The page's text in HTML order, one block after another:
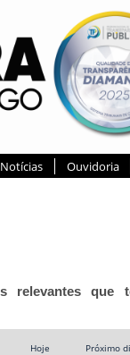
Notícias Ouvidoria
relevantes que
Hoje Próximo